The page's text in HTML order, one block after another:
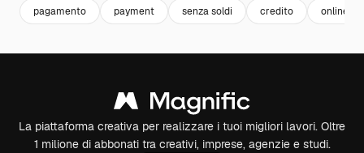
pagamento payment senza soldi credito online
La piattaforma creativa per realizzare i tuoi migliori lavori. Oltre
1 milione di abbonati tra creativi, imprese, agenzie e studi.